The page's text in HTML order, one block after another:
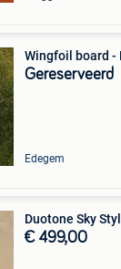
Wingfoil board -
Gereserveerd
Edegem
Duotone Sky
€ 499,00